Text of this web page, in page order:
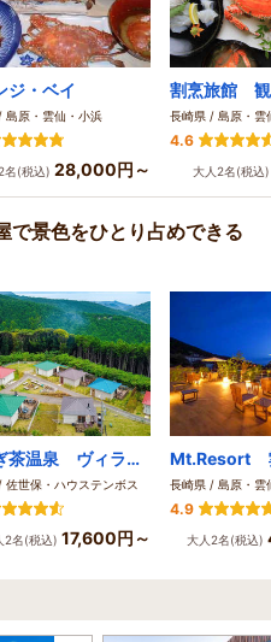
ジ・ベイ
島原・雲仙・小浜
名(税込) 28,000円～
割烹旅館
長崎県 / 島原・雲
4.6
大人2名(税込
で景色をひとり占めできる
そのぎ茶温泉 ヴィラそのぎ
佐世保・ハウステンボス
2名(税込) 17,600円～
長崎県 / 島原・雲
4.9
大人2名(税込)